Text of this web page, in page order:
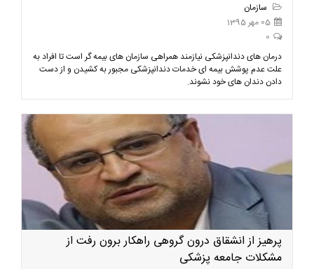
سازمان
05 مهر 1395
0
درمان های دندانپزشکی نیازمند همراهی سازمان های بیمه گر است تا افراد به
علت عدم پوشش بیمه ای خدمات دندانپزشکی مجبور به کشیدن و از دست
دادن دندان های خود نشوند.
پرهیز از انشقاق درون گروهی راهکار برون رفت از
مشکلات جامعه پزشکی